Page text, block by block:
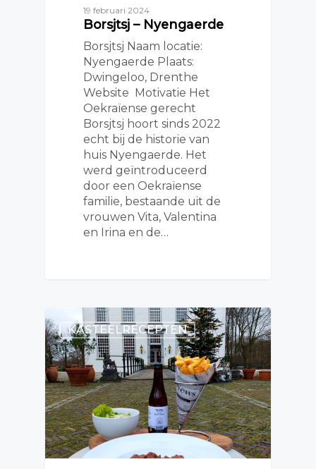
19 februari 2024
Borsjtsj – Nyengaerde
Borsjtsj Naam locatie:
Nyengaerde Plaats:
Dwingeloo, Drenthe
Website Motivatie Het
Oekraïense gerecht
Borsjtsj hoort sinds 2022
echt bij de historie van
huis Nyengaerde. Het
werd geïntroduceerd
door een Oekraïense
familie, bestaande uit de
vrouwen Vita, Valentina
en Irina en de…
KASTEELRECEPTEN